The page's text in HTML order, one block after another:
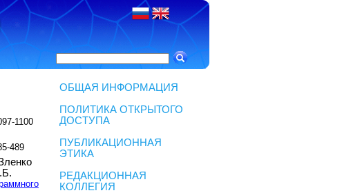
1100
489
ОБЩАЯ ИНФОРМАЦИЯ
ПОЛИТИКА ОТКРЫТОГО
ДОСТУПА
ПУБЛИКАЦИОННАЯ
ЭТИКА
РЕДАКЦИОННАЯ
КОЛЛЕГИЯ